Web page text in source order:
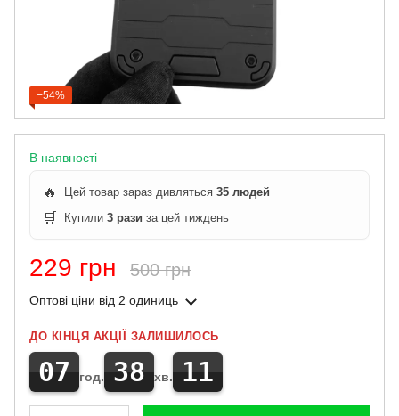
−54%
В наявності
🔥 Цей товар зараз дивляться 35 людей
🛒 Купили 3 рази за цей тиждень
229 грн 500 грн
Оптові ціни від 2 одиниць
ДО КІНЦЯ АКЦІЇ ЗАЛИШИЛОСЬ
07 год. 38 хв. 11